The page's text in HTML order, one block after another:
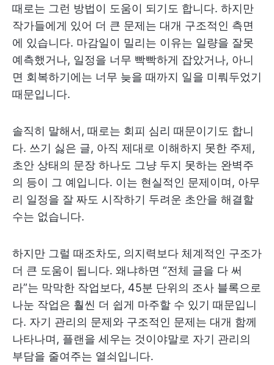
때로는 그런 방법이 도움이 되기도 합니다. 하지만
작가들에게 있어 더 큰 문제는 대개 구조적인 측면
에 있습니다. 마감일이 밀리는 이유는 일량을 잘못
예측했거나, 일정을 너무 빡빡하게 잡았거나, 아니
면 회복하기에는 너무 늦을 때까지 일을 미뤄두었기
때문입니다.
솔직히 말해서, 때로는 회피 심리 때문이기도 합니
다. 쓰기 싫은 글, 아직 제대로 이해하지 못한 주제,
초안 상태의 문장 하나도 그냥 두지 못하는 완벽주
의 등이 그 예입니다. 이는 현실적인 문제이며, 아무
리 일정을 잘 짜도 시작하기 두려운 초안을 해결할
수는 없습니다.
하지만 그럴 때조차도, 의지력보다 체계적인 구조가
더 큰 도움이 됩니다. 왜냐하면 “전체 글을 다 써
라”는 막막한 작업보다, 45분 단위의 조사 블록으로
나눈 작업은 훨씬 더 쉽게 마주할 수 있기 때문입니
다. 자기 관리의 문제와 구조적인 문제는 대개 함께
나타나며, 플랜을 세우는 것이야말로 자기 관리의
부담을 줄여주는 열쇠입니다.